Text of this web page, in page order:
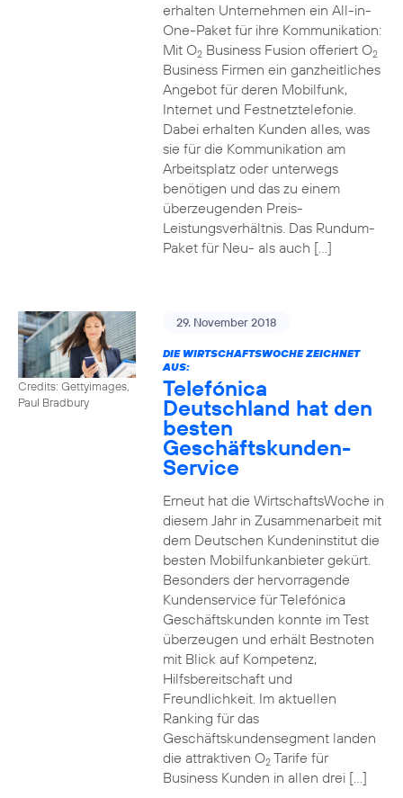
erhalten Unternehmen ein All-in-
One-Paket für ihre Kommunikation:
Mit O2Business Fusion offeriert O2
Business Firmen ein ganzheitliches
Angebot für deren Mobilfunk,
Internet und Festnetztelefonie.
Dabei erhalten Kunden alles, was
sie für die Kommunikation am
Arbeitsplatz oder unterwegs
benötigen und das zu einem
überzeugenden Preis-
Leistungsverhältnis. Das Rundum-
Paket für Neu- als auch […]
Credits: Gettyimages,
Paul Bradbury
29. November 2018
DIE WIRTSCHAFTSWOCHE ZEICHNET
AUS:
Telefónica
Deutschland hat den
besten
Geschäftskunden-
Service
Erneut hat die WirtschaftsWoche in
diesem Jahr in Zusammenarbeit mit
dem Deutschen Kundeninstitut die
besten Mobilfunkanbieter gekürt.
Besonders der hervorragende
Kundenservice für Telefónica
Geschäftskunden konnte im Test
überzeugen und erhält Bestnoten
mit Blick auf Kompetenz,
Hilfsbereitschaft und
Freundlichkeit. Im aktuellen
Ranking für das
Geschäftskundensegment landen
die attraktiven O2Tarife für
Business Kunden in allen drei […]